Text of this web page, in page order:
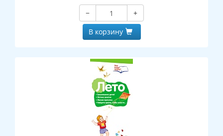
−
+
В корзину